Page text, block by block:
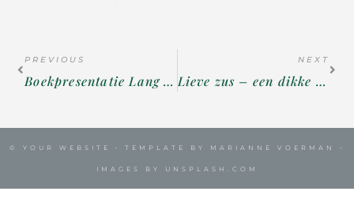
PREVIOUS
Boekpresentatie Lang Leve de Liefde!
NEXT
Lieve zus – een dikke kus
© YOUR WEBSITE • TEMPLATE BY MARIANNE VOERMAN •
IMAGES BY UNSPLASH.COM